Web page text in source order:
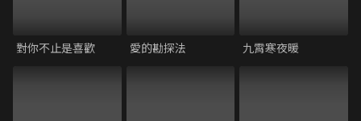
對你不止是喜歡 愛的勘探法 九霄寒夜暖